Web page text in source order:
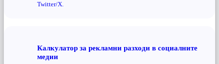
Twitter/X.
Калкулатор за рекламни разходи в социалните
медии